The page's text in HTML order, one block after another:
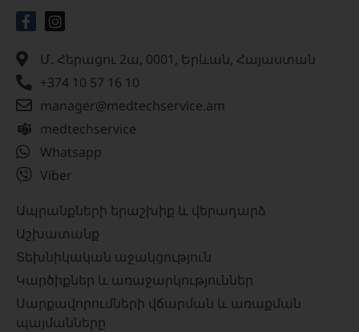
Մ. Հերացու 2ա, 0001, Երևան, Հայաստան
+374 10 57 16 10
manager@medtechservice.am
medtechservice
Whatsapp
Viber
Ապրանքների երաշխիք և վերադարձ
Աշխատանք
Տեխնիկական աջակցություն
Կարծիքներ և առաջարկություններ
Սարքավորումների վճարման և առաքման
պայմանները